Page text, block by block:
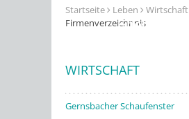
Erleben
Startseite Leben
Wirtschaft
Firmenverzeichnnis
WIRTSCHAFT
Gernsbacher Schaufenster